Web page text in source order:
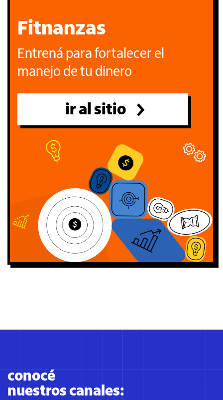
Fitnanzas
Entrená para fortalecer el
manejo de tu dinero
ir al sitio
conocé
nuestros canales: